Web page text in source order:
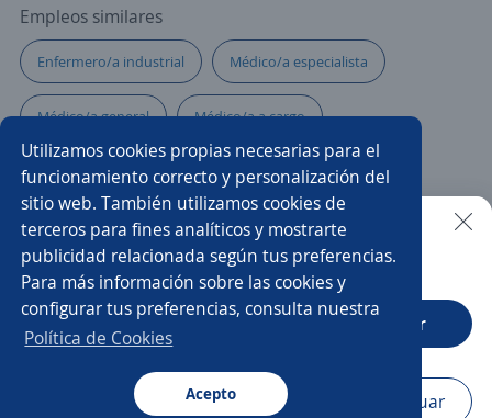
Utilizamos cookies propias necesarias para el
funcionamiento correcto y personalización del
sitio web. También utilizamos cookies de
terceros para fines analíticos y mostrarte
publicidad relacionada según tus preferencias.
Para más información sobre las cookies y
configurar tus preferencias, consulta nuestra
Política de Cookies
Acepto
Empleos similares
Enfermero/a industrial Médico/a especialista
Médico/a general Médico/a a cargo
Auxiliar de farmacia Enfermero laboral
Representante médico Técnico/a radiólogo
Enfermero general Asistente/a dental
Médico/a radiólogo
Flebotomista
Buscar es más fácil en la app
CT App Abrir
Navegador Continuar